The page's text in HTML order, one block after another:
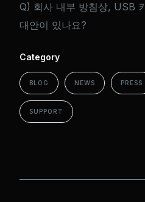
Q) 회사 내부 방침상, USB
대안이 있나요?
Category
BLOG NEWS PRESS
SUPPORT